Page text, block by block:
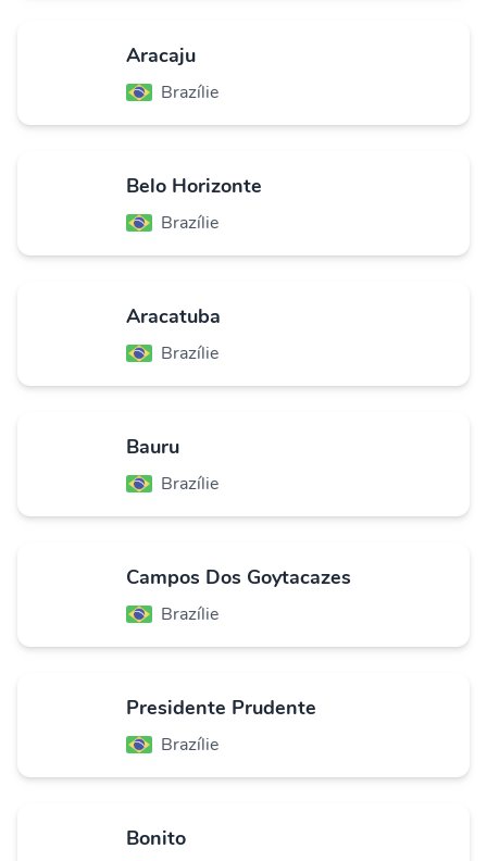
Aracaju
Brazílie
Belo Horizonte
Brazílie
Aracatuba
Brazílie
Bauru
Brazílie
Campos Dos Goytacazes
Brazílie
Presidente Prudente
Brazílie
Bonito